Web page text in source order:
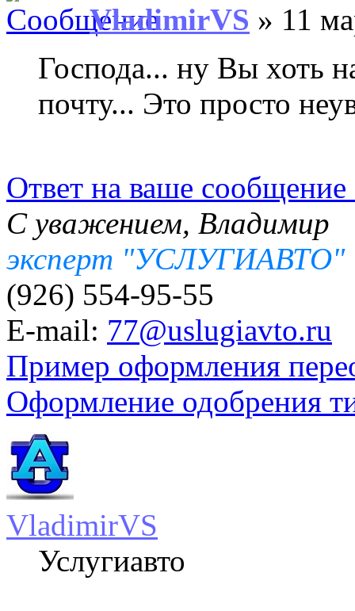
VladimirVS » 11
Господа... ну Вы хоть
почту... Это просто
Ответ на ваше сообщение
С уважением, Владимир
эксперт "УСЛУГИАВТО"
(926) 554-95-55
E-mail: 77@uslugiavto.ru
Пример оформления
Оформление одобрения
VladimirVS
Услугиавто